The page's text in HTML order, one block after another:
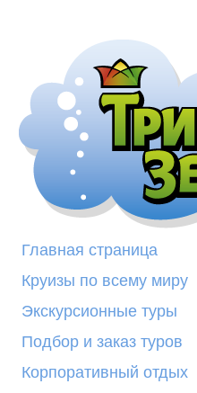
Главная страница
Круизы по всему миру
Экскурсионные туры
Подбор и заказ туров
Корпоративный отдых